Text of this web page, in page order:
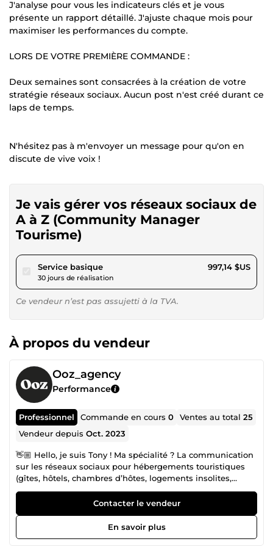
J'analyse pour vous les indicateurs clés et je vous
présente un rapport détaillé. J'ajuste chaque mois pour
maximiser les performances du compte.
LORS DE VOTRE PREMIÈRE COMMANDE :
Deux semaines sont consacrées à la création de votre
stratégie réseaux sociaux. Aucun post n'est créé durant ce
laps de temps.
N'hésitez pas à m'envoyer un message pour qu'on en
discute de vive voix !
Je vais gérer vos réseaux sociaux de
A à Z (Community Manager
Tourisme)
Service basiquepour 919,02 $US
30 jours de réalisation
997,14 $US
Ce vendeur n’est pas assujetti à la TVA.
À propos du vendeur
Ooz_agency
Performance
Professionnel Commande en cours0 Ventes au total25
Vendeur depuisOct. 2023
👋🏼 Hello, je suis Tony ! Ma spécialité ? La communication
sur les réseaux sociaux pour hébergements touristiques
(gîtes, hôtels, chambres d’hôtes, logements insolites,
campings…). J'accompagne chaque année des dizaines
d'entreprises de la région Auvergne Rhône-Alpes et du
monde francophone à remplir leurs résas et créer une
communauté de fan sur les réseaux sociaux (Instagram,
Facebook, TikTok). Je suis passionné de et communication
Contacter le vendeur
En savoir plus